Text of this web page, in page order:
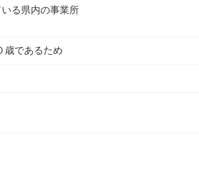
る県内の事業所
であるため